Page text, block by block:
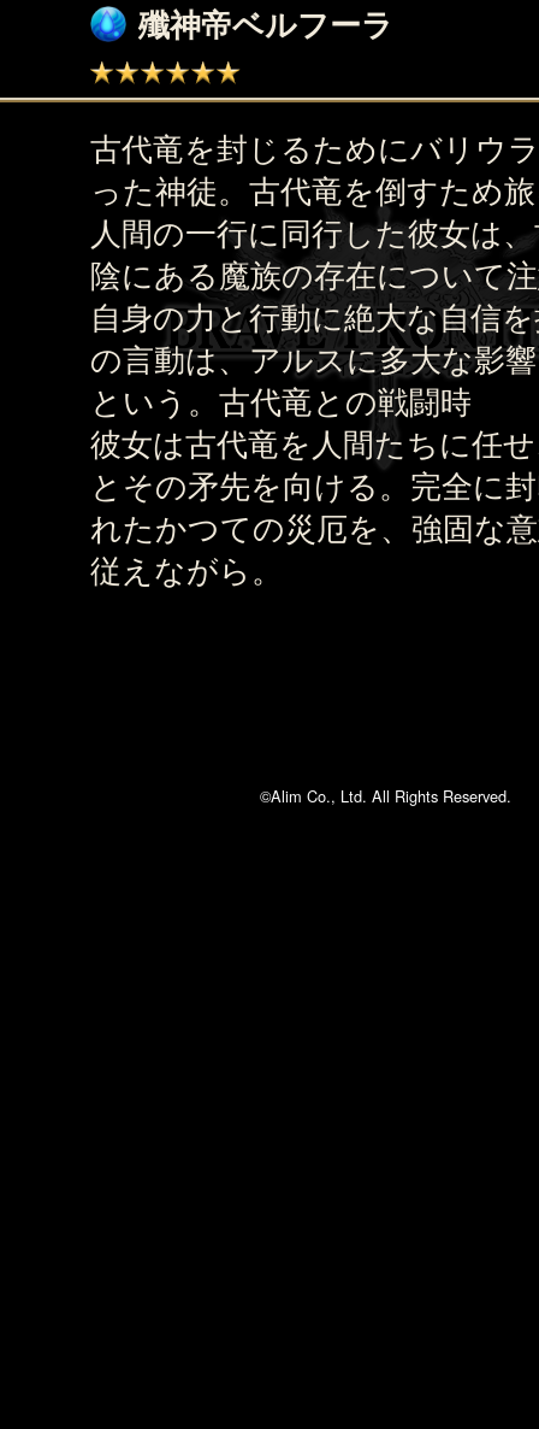
殲神帝ベルフーラ
古代竜を封じるためにバリウ
った神徒。古代竜を倒すため
人間の一行に同行した彼女は
陰にある魔族の存在について
自身の力と行動に絶大な自信
の言動は、アルスに多大な影
という。古代竜との戦闘時
彼女は古代竜を人間たちに任
とその矛先を向ける。完全に
れたかつての災厄を、強固な
従えながら。
©Alim Co., Ltd. All Rights Reserved.